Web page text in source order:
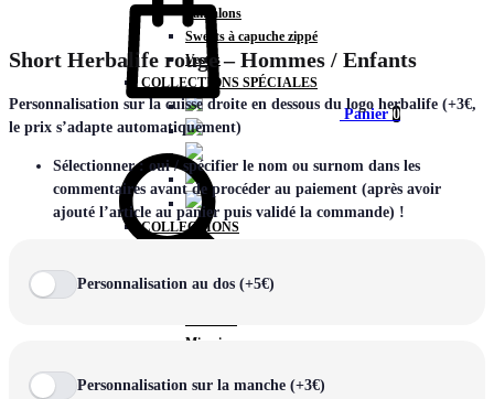
Pantalons
Sweats à capuche zippé
Vestes
COLLECTIONS SPÉCIALES
COLLECTIONS
Miami
Victory
Panier 0
Short Herbalife rouge – Hommes / Enfants
Personnalisation sur la cuisse droite en dessous du logo herbalife (+3€,
le prix s’adapte automatiquement)
Sélectionner : oui / spécifier le nom ou surnom dans les
commentaires avant de procéder au paiement (après avoir
ajouté l’article au panier puis validé la commande) !
Personnalisation au dos (+5€)
Personnalisation sur la manche (+3€)